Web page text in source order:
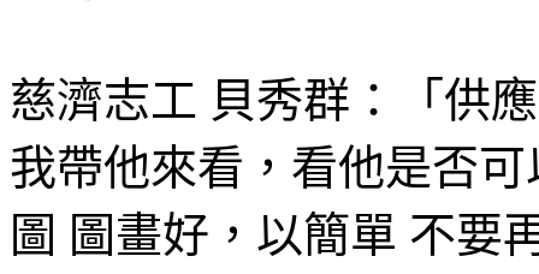
慈濟志工 貝秀群：「供
我帶他來看，看他是否
圖 圖畫好，以簡單 不要